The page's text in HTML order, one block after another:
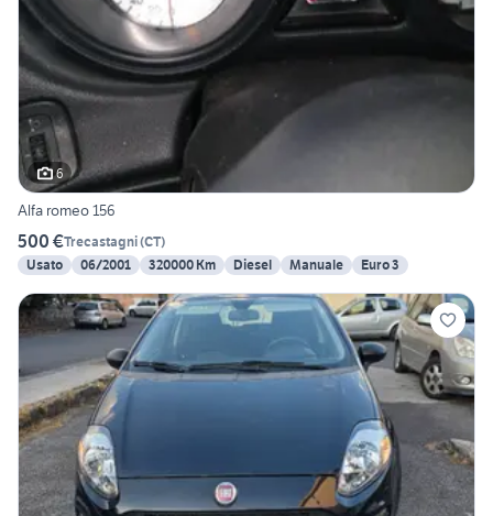
6
Alfa romeo 156
500 €Trecastagni(CT)
Usato
06/2001 320000 Km Diesel Manuale Euro 3